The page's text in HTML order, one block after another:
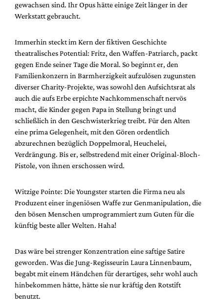
gewachsen sind. Ihr Opus hätte einige Zeit länger in der
Werkstatt gebraucht.
Immerhin steckt im Kern der fiktiven Geschichte
theatralisches Potential: Fritz, den Waffen-Patriarch, packt
gegen Ende seiner Tage die Moral. So beginnt er, den
Familienkonzern in Barmherzigkeit aufzulösen zugunsten
diverser Charity-Projekte, was sowohl den Aufsichtsrat als
auch die aufs Erbe erpichte Nachkommenschaft nervös
macht, die Kinder gegen Papa in Stellung bringt und
schließlich in den Geschwisterkrieg treibt. Für den Alten
eine prima Gelegenheit, mit den Gören ordentlich
abzurechnen bezüglich Doppelmoral, Heuchelei,
Verdrängung. Bis er, selbstredend mit einer Original-Bloch-
Pistole, von ihnen erschossen wird.
Witzige Pointe: Die Youngster starten die Firma neu als
Produzent einer ingeniösen Waffe zur Genmanipulation, die
den bösen Menschen umprogrammiert zum Guten für die
künftig beste aller Welten. Haha!
Das wäre bei strenger Konzentration eine saftige Satire
geworden. Was die Jung-Regisseurin Laura Linnenbaum,
begabt mit einem Händchen für derartiges, sehr wohl auch
hinbekommen hätte, hätte sie nur kräftig den Rotstift
benutzt.